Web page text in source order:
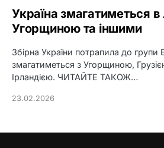
Україна змагатиметься в
Угорщиною та іншими
Збірна України потрапила до групи
змагатиметься з Угорщиною,
Ірландією. ЧИТАЙТЕ ТАКОЖ…
23.02.2026